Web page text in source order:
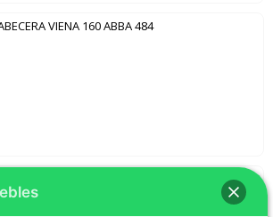
VIENA 160 ABBA 484